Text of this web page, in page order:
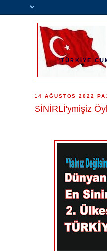
"TÜRKİYE
14 AĞUSTOS 2022
SİNİRLİ'ymişiz